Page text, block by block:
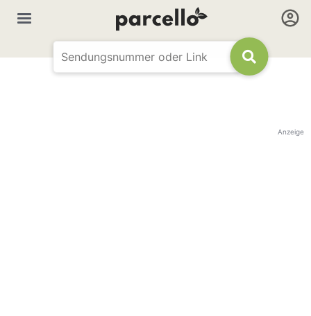
Anzeige